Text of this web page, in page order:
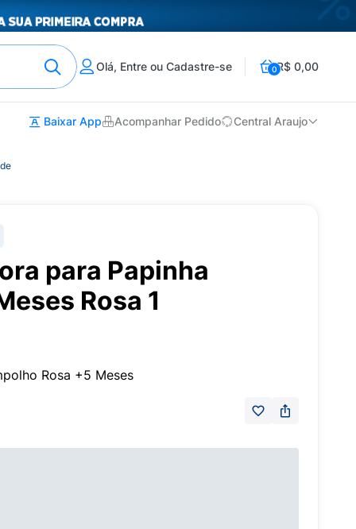
Olá, Entre ou Cadastre-se 0R$ 0,00
Baixar App Acompanhar Pedido Central Araujo
para Papinha
Rosa 1
Rosa +5 Meses